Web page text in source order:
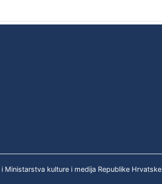
Ministarstva kulture i medija Republike Hrvatske